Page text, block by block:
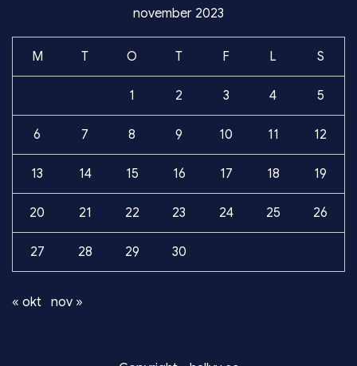
november 2023
M T O T F L S
1 2 3 4 5
6 7 8 9 10 11 12
13 14 15 16 17 18 19
20 21 22 23 24 25 26
27 28 29 30
« okt nov »